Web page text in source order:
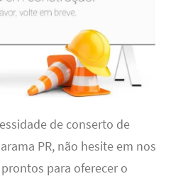
de conserto de
PR, não hesite em nos
para oferecer o